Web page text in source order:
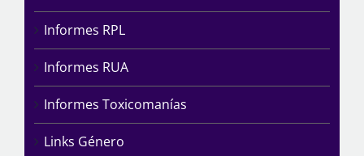
Informes RPL
Informes RUA
Informes Toxicomanías
Links Género